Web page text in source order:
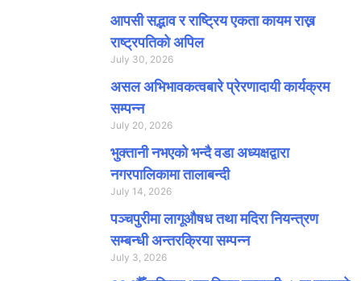
आपसी सद्भाव र राष्ट्रिय एकता कायम राख्न
राष्ट्रपतिको अपिल
July 30, 2026
असल अभिभावकत्वबारे प्रेरणादायी कार्यक्रम
सम्पन्न
July 20, 2026
भुक्तानी नभएको भन्दै वडा अध्यक्षद्वारा
नगरपालिकामा तालाबन्दी
July 14, 2026
पञ्चपुरीमा लागूऔषध तथा मदिरा नियन्त्रण
सम्बन्धी अन्तरक्रिया सम्पन्न
July 3, 2026